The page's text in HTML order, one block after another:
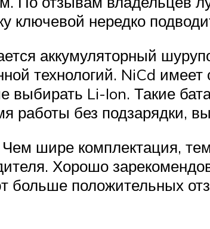
ключевой нередко
аккумуляторный
технологий. NiCd
выбирать Li-Ion. Такие
работы без подзарядки,
шире комплектация,
Хорошо
положительных